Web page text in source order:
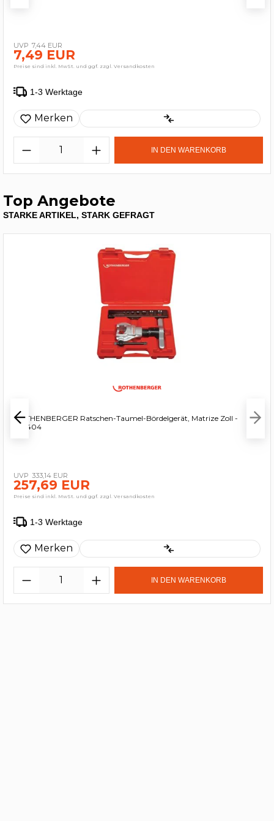
7,44 EUR
7,49 EUR
Preise sind inkl. MwSt. und ggf. zzgl. Versandkosten
1-3 Werktage
Merken
IN DEN WARENKORB
Top Angebote
STARKE ARTIKEL, STARK GEFRAGT
ROTHENBERGER Ratschen-Taumel-Bördelgerät, Matrize Zoll -
222404
333,14 EUR
257,69 EUR
Preise sind inkl. MwSt. und ggf. zzgl. Versandkosten
1-3 Werktage
Merken
IN DEN WARENKORB